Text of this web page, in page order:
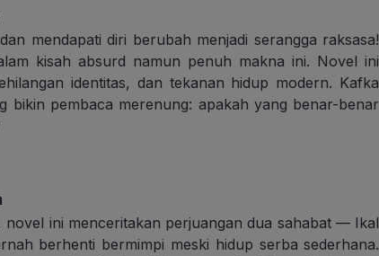
mendapati diri berubah menjadi serangga raksasa!
kisah absurd namun penuh makna ini. Novel ini
identitas, dan tekanan hidup modern. Kafka
bikin pembaca merenung: apakah yang benar-benar
novel ini menceritakan perjuangan dua sahabat — Ikal
berhenti bermimpi meski hidup serba sederhana.